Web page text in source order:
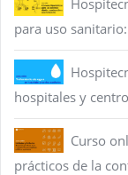
para uso
hospitales y
Curso
prácticos de la